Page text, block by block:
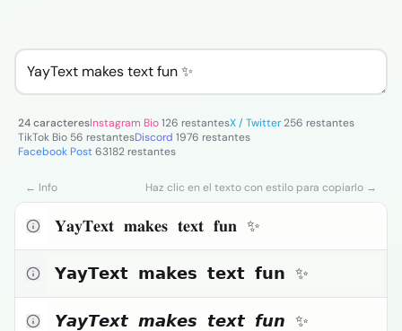
Texto estético
24 caracteresInstagram Bio126 restantesX / Twitter256 restantes
TikTok Bio 56 restantesDiscord 1976 restantes
Facebook Post63182 restantes
← Info Haz clic en el texto con estilo para copiarlo →
𝐘𝐚𝐲𝐓𝐞𝐱𝐭 𝐦𝐚𝐤𝐞𝐬 𝐭𝐞𝐱𝐭 𝐟𝐮𝐧 ✨
𝗬𝗮𝘆𝗧𝗲𝘅𝘁 𝗺𝗮𝗸𝗲𝘀 𝘁𝗲𝘅𝘁 𝗳𝘂𝗻 ✨
𝙔𝙖𝙮𝙏𝙚𝙭𝙩 𝙢𝙖𝙠𝙚𝙨 𝙩𝙚𝙭𝙩 𝙛𝙪𝙣 ✨